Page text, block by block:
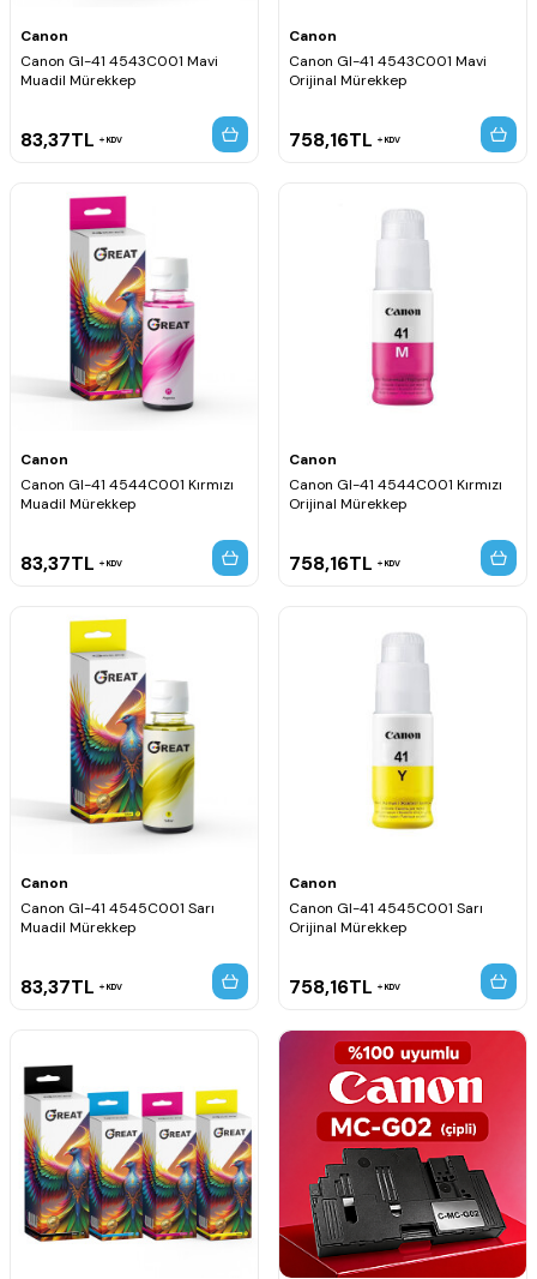
Canon
Canon GI-41 4543C001 Mavi
Muadil Mürekkep
83,37TL KDV
Canon
Canon GI-41 4543C001 Mavi
Orijinal Mürekkep
758,16TL KDV
Canon
Canon GI-41 4544C001 Kırmızı
Muadil Mürekkep
83,37TL KDV
Canon
Canon GI-41 4544C001 Kırmızı
Orijinal Mürekkep
758,16TL KDV
Canon
Canon GI-41 4545C001 Sarı
Muadil Mürekkep
83,37TL KDV
Canon
Canon GI-41 4545C001 Sarı
Orijinal Mürekkep
758,16TL KDV